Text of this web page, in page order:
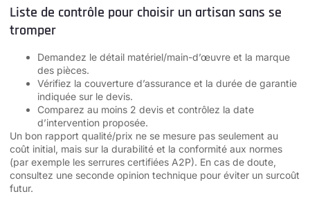
Liste de contrôle pour choisir un artisan sans se
tromper
Demandez le détail matériel/main-d’œuvre et la marque
des pièces.
Vérifiez la couverture d’assurance et la durée de garantie
indiquée sur le devis.
Comparez au moins 2 devis et contrôlez la date
d’intervention proposée.
Un bon rapport qualité/prix ne se mesure pas seulement au
coût initial, mais sur la durabilité et la conformité aux normes
(par exemple les serrures certifiées A2P). En cas de doute,
consultez une seconde opinion technique pour éviter un surcoût
futur.